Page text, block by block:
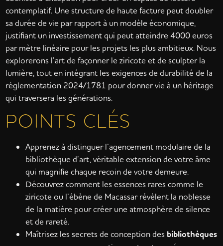
contemplatif. Une structure de haute facture peut doubler
sa durée de vie par rapport à un modèle économique,
justifiant un investissement qui peut atteindre 4000 euros
par mètre linéaire pour les projets les plus ambitieux. Nous
explorerons l’art de façonner le ziricote et de sculpter la
lumière, tout en intégrant les exigences de durabilité de la
réglementation 2024/1781 pour donner vie à un héritage
qui traversera les générations.
POINTS CLÉS
Apprenez à distinguer l’agencement modulaire de la
bibliothèque d’art, véritable extension de votre âme
qui magnifie chaque recoin de votre demeure.
Découvrez comment les essences rares comme le
ziricote ou l’ébène de Macassar révèlent la noblesse
de la matière pour créer une atmosphère de silence
et de rareté.
Maîtrisez les secrets de conception des bibliothèques